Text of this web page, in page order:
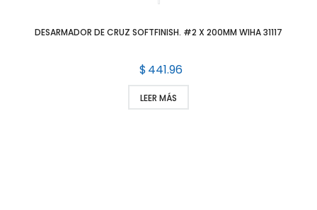
DESARMADOR DE CRUZ SOFTFINISH. #2 X 200MM WIHA 31117
$ 441.96
LEER MÁS